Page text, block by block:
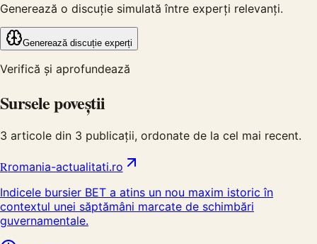
Generează o discuție simulată între experți relevanți.
Generează discuție experți
Verifică și aprofundează
Sursele poveștii
3 articole din 3 publicații, ordonate de la cel mai recent.
Rromania-actualitati.ro
Indicele bursier BET a atins un nou maxim istoric în
contextul unei săptămâni marcate de schimbări
guvernamentale.